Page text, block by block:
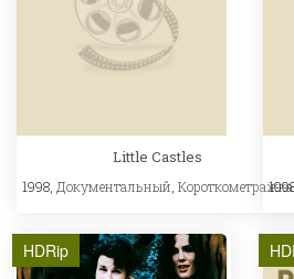
Little Castles
1998, Документальный Короткометражка
HDRip